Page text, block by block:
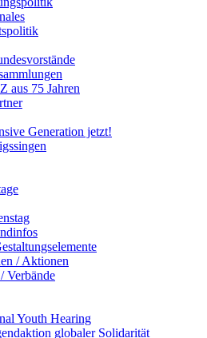
aus 75 Jahren
Generation jetzt!
/ Aktionen
Verbände
Youth Hearing
globaler Solidarität